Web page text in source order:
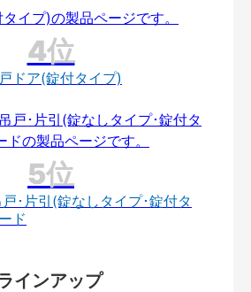
ドア(錠付タイプ)
･片引(錠なしタイプ･錠付タ
ド
インアップ